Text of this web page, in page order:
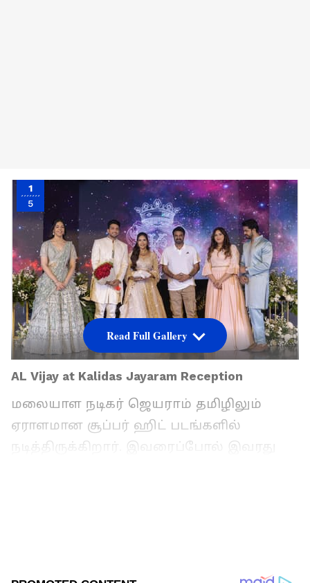
1
5
AL Vijay at Kalidas Jayaram Reception
மலையாள நடிகர் ஜெயராம் தமிழிலும்
ஏராளமான சூப்பர் ஹிட் படங்களில்
நடித்திருக்கிறார். இவரைப்போல் இவரது
ராயன் திரைப்படத்தில் தனுஷின் தம்பியாக
Read Full Gallery